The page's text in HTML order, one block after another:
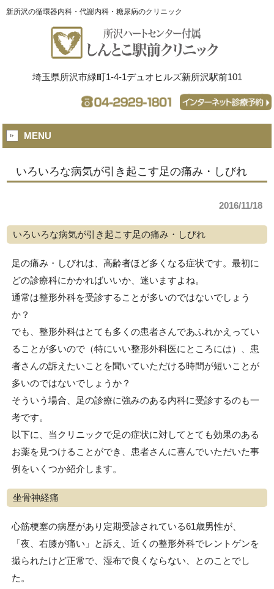
新所沢の循環器内科・代謝内科・糖尿病のクリニック
埼玉県所沢市緑町1-4-1デュオヒルズ新所沢駅前101
MENU
いろいろな病気が引き起こす足の痛み・しびれ
2016/11/18
いろいろな病気が引き起こす足の痛み・しびれ
足の痛み・しびれは、高齢者ほど多くなる症状です。最初に
どの診療科にかかればいいか、迷いますよね。
通常は整形外科を受診することが多いのではないでしょう
か？
でも、整形外科はとても多くの患者さんであふれかえってい
ることが多いので（特にいい整形外科医にところには）、患
者さんの訴えたいことを聞いていただける時間が短いことが
多いのではないでしょうか？
そういう場合、足の診療に強みのある内科に受診するのも一
考です。
以下に、当クリニックで足の症状に対してとても効果のある
お薬を見つけることができ、患者さんに喜んでいただいた事
例をいくつか紹介します。
坐骨神経痛
心筋梗塞の病歴があり定期受診されている61歳男性が、
「夜、右膝が痛い」と訴え、近くの整形外科でレントゲンを
撮られたけど正常で、湿布で良くならない、とのことでし
た。